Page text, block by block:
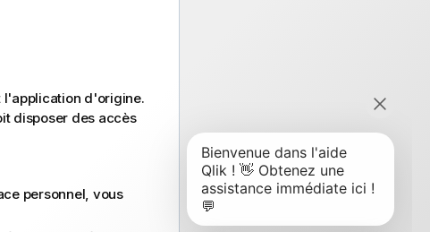
l'application d'origine.
disposer des accès
personnel, vous